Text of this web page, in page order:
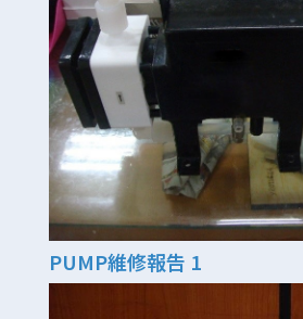
PUMP維修報告 1